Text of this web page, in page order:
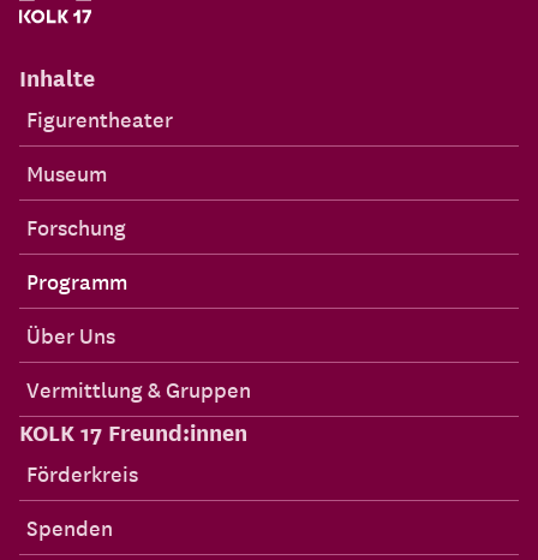
Inhalte
Figurentheater
Museum
Forschung
Programm
Über Uns
Vermittlung & Gruppen
KOLK 17 Freund:innen
Förderkreis
Spenden